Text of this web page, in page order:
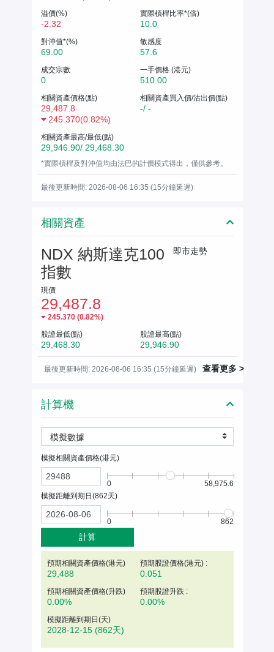
溢價(%)
-2.32
實際槓桿比率*(倍)
10.0
對沖值*(%)
69.00
敏感度
57.6
成交宗數
0
一手價格 (港元)
510.00
相關資產價格(點)
29,487.8
245.370(0.82%)
相關資產買入價/沽出價(點)
-/ -
相關資產最高/最低(點)
29,946.90/ 29,468.30
*實際槓桿及對沖值均由法巴的計價模式得出，僅供參考。
最後更新時間: 2026-08-06 16:35 (15分鐘延遲)
相關資產
NDX 納斯達克100
指數
現價
29,487.8
245.370(0.82%)
即市走勢
股證最低(點)
29,468.30
股證最高(點)
29,946.90
最後更新時間: 2026-08-06 16:35 (15分鐘延遲) 查看更多 >
計算機
模擬數據
模擬相關資產價格(港元)
0
58,975.6
模擬距離到期日(862天)
0 862
計算
預期相關資產價格(港元)
29,488
預期股證價格(港元) :
0.051
預期相關資產價格(升跌)
0.00%
預期股證升跌 :
0.00%
模擬距離到期日(天)
2028-12-15 (862天)